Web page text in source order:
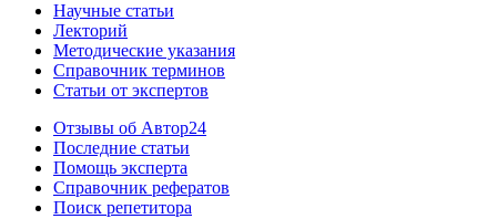
Научные статьи
Лекторий
Методические указания
Справочник терминов
Статьи от экспертов
Отзывы об Автор24
Последние статьи
Помощь эксперта
Справочник рефератов
Поиск репетитора